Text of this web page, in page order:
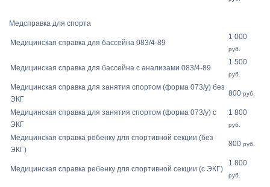
Медсправка для спорта
Медицинская справка для бассейна 083/4-89
1 000
руб.
Медицинская справка для бассейна с анализами 083/4-89
1 500
руб.
Медицинская справка для занятия спортом (форма 073/у) без
ЭКГ
800 руб.
Медицинская справка для занятия спортом (форма 073/у) с
ЭКГ
1 800
руб.
Медицинская справка ребенку для спортивной секции (без
ЭКГ)
800 руб.
Медицинская справка ребенку для спортивной секции (с ЭКГ)
1 800
руб.